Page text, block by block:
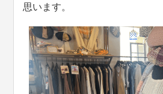
思います。